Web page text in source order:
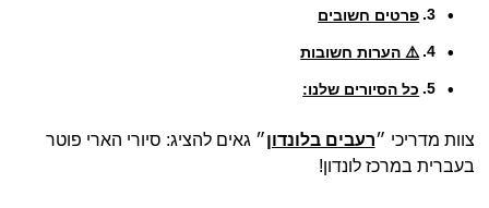
פרטים חשובים
⚠️ הערות חשובות
כל הסיורים שלנו:
צוות מדריכי ״רעבים בלונדון״ גאים להציג: סיורי הארי פוטר
בעברית במרכז לונדון!